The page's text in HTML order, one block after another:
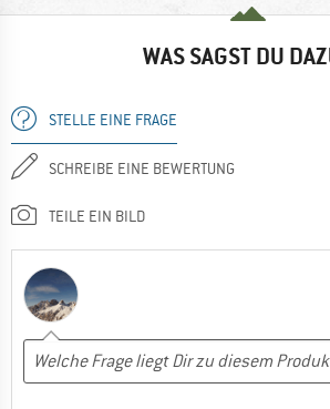
WAS SAGST DU
STELLE EINE FRAGE
SCHREIBE EINE BEWERTUNG
TEILE EIN BILD